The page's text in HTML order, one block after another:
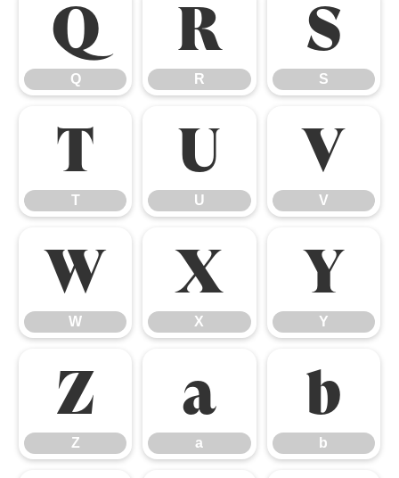
Q
Q
R
R
S
S
T
T
U
U
V
V
W
W
X
X
Y
Y
Z
Z
a
a
b
b